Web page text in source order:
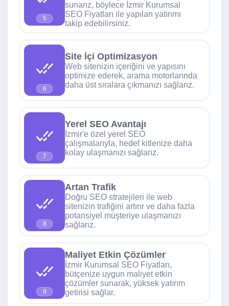
5
sunarız, böylece İzmir Kurumsal
SEO Fiyatları ile yapılan yatırımı
takip edebilirsiniz.
6
Site İçi Optimizasyon
Web sitenizin içeriğini ve yapısını
optimize ederek, arama motorlarında
daha üst sıralara çıkmanızı sağlarız.
7
Yerel SEO Avantajı
İzmir'e özel yerel SEO
çalışmalarıyla, hedef kitlenize daha
kolay ulaşmanızı sağlarız.
8
Artan Trafik
Doğru SEO stratejileri ile web
sitenizin trafiğini artırır ve daha fazla
potansiyel müşteriye ulaşmanızı
sağlarız.
9
Maliyet Etkin Çözümler
İzmir Kurumsal SEO Fiyatları,
bütçenize uygun maliyet etkin
çözümler sunarak, yüksek yatırım
getirisi sağlar.